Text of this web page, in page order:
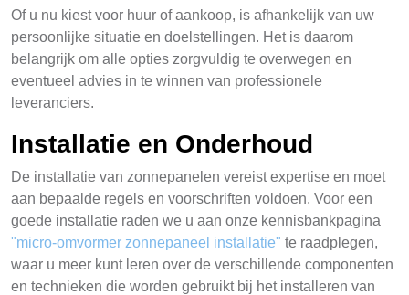
Of u nu kiest voor huur of aankoop, is afhankelijk van uw
persoonlijke situatie en doelstellingen. Het is daarom
belangrijk om alle opties zorgvuldig te overwegen en
eventueel advies in te winnen van professionele
leveranciers.
Installatie en Onderhoud
De installatie van zonnepanelen vereist expertise en moet
aan bepaalde regels en voorschriften voldoen. Voor een
goede installatie raden we u aan onze kennisbankpagina
"micro-omvormer zonnepaneel installatie" te raadplegen,
waar u meer kunt leren over de verschillende componenten
en technieken die worden gebruikt bij het installeren van